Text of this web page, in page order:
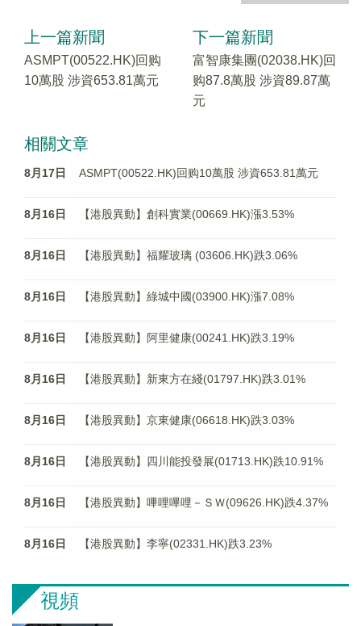
上一篇新聞
ASMPT(00522.HK)回购
10萬股 涉資653.81萬元
下一篇新聞
富智康集團(02038.HK)回
购87.8萬股 涉資89.87萬
元
相關文章
8月17日 ASMPT(00522.HK)回购10萬股 涉資653.81萬元
8月16日 【港股異動】創科實業(00669.HK)漲3.53%
8月16日 【港股異動】福耀玻璃 (03606.HK)跌3.06%
8月16日 【港股異動】綠城中國(03900.HK)漲7.08%
8月16日 【港股異動】阿里健康(00241.HK)跌3.19%
8月16日 【港股異動】新東方在綫(01797.HK)跌3.01%
8月16日 【港股異動】京東健康(06618.HK)跌3.03%
8月16日 【港股異動】四川能投發展(01713.HK)跌10.91%
8月16日 【港股異動】嗶哩嗶哩－ＳＷ(09626.HK)跌4.37%
8月16日 【港股異動】李寧(02331.HK)跌3.23%
視頻